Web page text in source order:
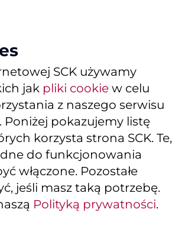
SCK używamy
jak pliki cookie w celu
z naszego serwisu
pokazujemy listę
korzysta strona SCK. Te,
do funkcjonowania
włączone. Pozostałe
jeśli masz taką potrzebę.
Polityką prywatności.